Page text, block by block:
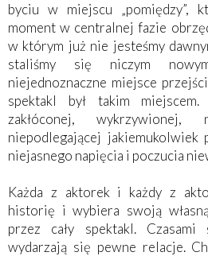
byciu w miejscu „pomiędzy”,
moment w centralnej fazie
w którym już nie jesteśmy
staliśmy się niczym
niejednoznaczne miejsce
spektakl był takim miejscem.
zakłóconej, wykrzywionej,
niepodlegającej jakiemukolwiek
niejasnego napięcia i poczucia
Każda z aktorek i każdy z
historię i wybiera swoją
przez cały spektakl.
wydarzają się pewne relacje.